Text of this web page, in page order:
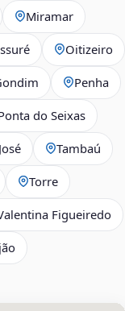
Miramar
Oitizeiro
Penha
do Seixas
Tambaú
Torre
Figueiredo